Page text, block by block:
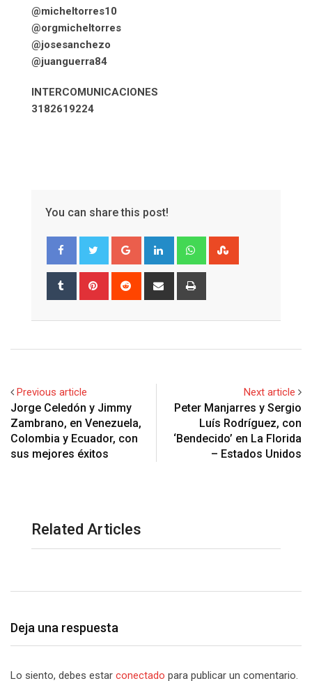
@micheltorres10
@orgmicheltorres
@josesanchezo
@juanguerra84
INTERCOMUNICACIONES
3182619224
You can share this post!
Google+ LinkedIn Whatsapp
Tumblr Pinterest Reddit
Share
Previous article
Jorge Celedón y Jimmy
Zambrano, en Venezuela,
Colombia y Ecuador, con
sus mejores éxitos
Next article
Peter Manjarres y Sergio
Luís Rodríguez, con
‘Bendecido’ en La Florida
– Estados Unidos
Related Articles
Deja una respuesta
Lo siento, debes estar conectado para publicar un comentario.